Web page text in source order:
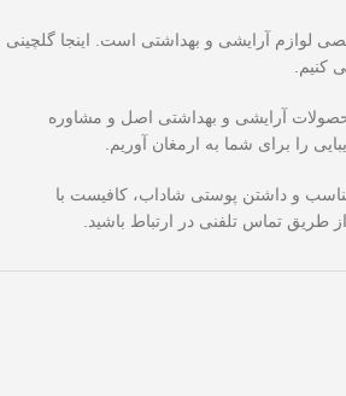
لوازم آرایشی و بهداشتی است. اینجا گلچینی
کنیم.
آرایشی و بهداشتی اصل و مشاوره
را برای شما به ارمغان آوریم.
و داشتن پوستی شاداب، کافیست با
طریق تماس تلفنی در ارتباط باشید.